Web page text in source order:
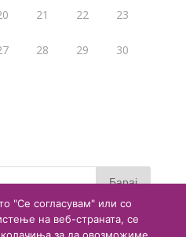
21 22 23
28 29 30
"Се согласувам" или со
на веб-страната, се